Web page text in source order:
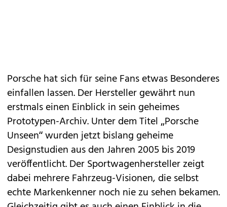
Porschehat sich für seine Fans etwas Besonderes
einfallen lassen. Der Hersteller gewährt nun
erstmals einen Einblick in sein geheimes
Prototypen-Archiv. Unter dem Titel „Porsche
Unseen“ wurden jetzt bislang geheime
Designstudien aus den Jahren 2005 bis 2019
veröffentlicht. Der Sportwagenhersteller zeigt
dabei mehrere Fahrzeug-Visionen, die selbst
echte Markenkenner noch nie zu sehen bekamen.